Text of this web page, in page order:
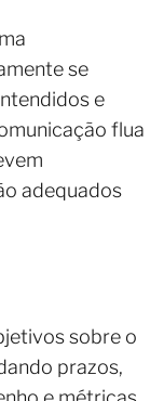
se
e
flua
adequados
sobre o
prazos,